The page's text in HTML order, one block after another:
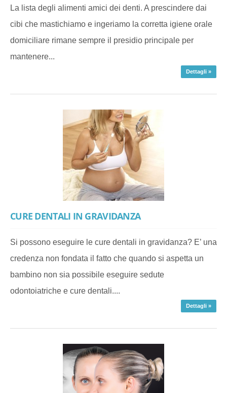
La lista degli alimenti amici dei denti. A prescindere dai
cibi che mastichiamo e ingeriamo la corretta igiene orale
domiciliare rimane sempre il presidio principale per
mantenere...
Dettagli »
CURE DENTALI IN GRAVIDANZA
Si possono eseguire le cure dentali in gravidanza? E’ una
credenza non fondata il fatto che quando si aspetta un
bambino non sia possibile eseguire sedute
odontoiatriche e cure dentali....
Dettagli »